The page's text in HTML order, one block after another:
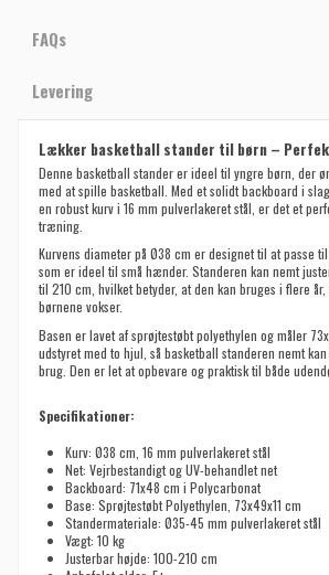
FAQs
Levering
Lækker basketball stander til børn –
Denne basketball stander er ideel til yngre børn, der
med at spille basketball. Med et solidt backboard i
en robust kurv i 16 mm pulverlakeret stål, er det et
træning.
Kurvens diameter på Ø38 cm er designet til at passe
som er ideel til små hænder. Standeren kan nemt
til 210 cm, hvilket betyder, at den kan bruges i flere år,
børnene vokser.
Basen er lavet af sprøjtestøbt polyethylen og måler
udstyret med to hjul, så basketball standeren nemt
brug. Den er let at opbevare og praktisk til både
Specifikationer:
Kurv: Ø38 cm, 16 mm pulverlakeret stål
Net: Vejrbestandigt og UV-behandlet net
Backboard: 71x48 cm i Polycarbonat
Base: Sprøjtestøbt Polyethylen, 73x49x11 cm
Standermateriale: Ø35-45 mm pulverlakeret stål
Vægt: 10 kg
Justerbar højde: 100-210 cm